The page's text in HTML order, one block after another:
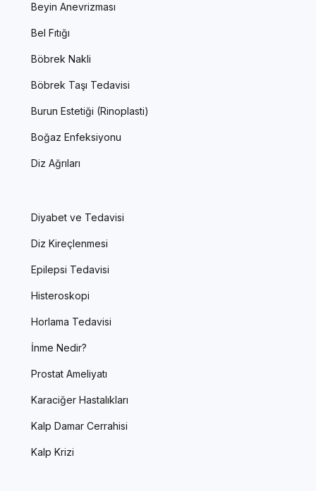
Beyin Anevrizması
Bel Fıtığı
Böbrek Nakli
Böbrek Taşı Tedavisi
Burun Estetiği (Rinoplasti)
Boğaz Enfeksiyonu
Diz Ağrıları
Diyabet ve Tedavisi
Diz Kireçlenmesi
Epilepsi Tedavisi
Histeroskopi
Horlama Tedavisi
İnme Nedir?
Prostat Ameliyatı
Karaciğer Hastalıkları
Kalp Damar Cerrahisi
Kalp Krizi